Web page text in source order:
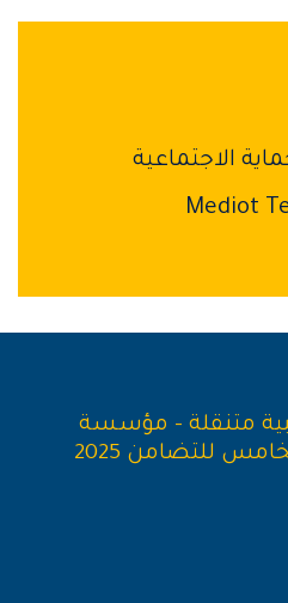
الاجتماعية
متنقلة – مؤسسة
للتضامن 2025